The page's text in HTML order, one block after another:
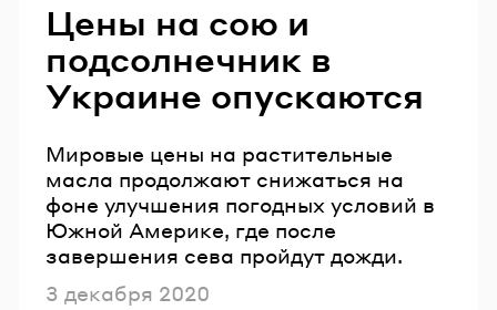
Цены на сою и
подсолнечник в
Украине опускаются
Мировые цены на растительные
масла продолжают снижаться на
фоне улучшения погодных условий в
Южной Америке, где после
завершения сева пройдут дожди.
Опубликовано
3 декабря 2020